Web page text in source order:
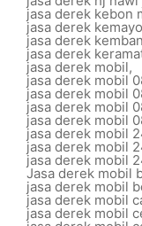
jasa derek kebon
jasa derek
jasa derek
jasa derek
jasa derek mobil,
jasa derek mobil
jasa derek mobil
jasa derek mobil
jasa derek mobil
jasa derek mobil
jasa derek mobil
jasa derek mobil
Jasa derek mobil
jasa derek mobil
jasa derek mobil
jasa derek mobil